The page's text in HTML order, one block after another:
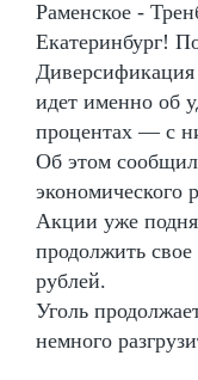
Раменское -
Екатеринбург!
идет именно об
процентах — с
Об этом
экономического
Акции уже
продолжить
рублей.
Уголь
немного